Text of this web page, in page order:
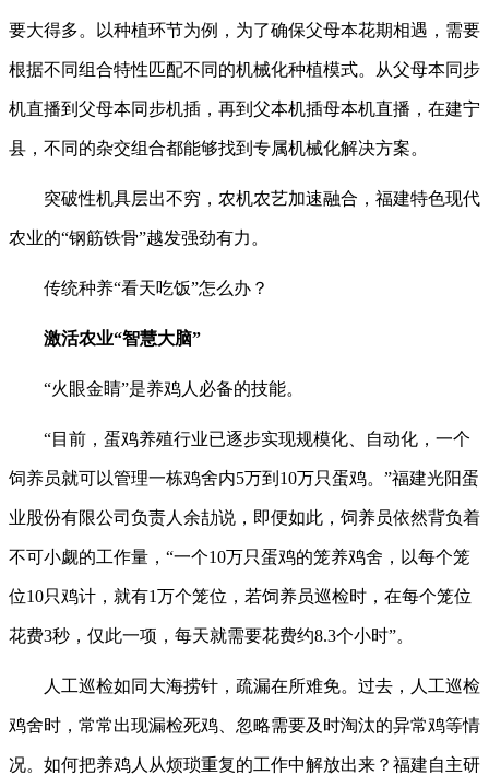
要大得多。以种植环节为例，为了确保父母本花期相遇，需要
根据不同组合特性匹配不同的机械化种植模式。从父母本同步
机直播到父母本同步机插，再到父本机插母本机直播，在建宁
县，不同的杂交组合都能够找到专属机械化解决方案。
突破性机具层出不穷，农机农艺加速融合，福建特色现代
农业的“钢筋铁骨”越发强劲有力。
传统种养“看天吃饭”怎么办？
激活农业“智慧大脑”
“火眼金睛”是养鸡人必备的技能。
“目前，蛋鸡养殖行业已逐步实现规模化、自动化，一个
饲养员就可以管理一栋鸡舍内5万到10万只蛋鸡。”福建光阳蛋
业股份有限公司负责人余劼说，即便如此，饲养员依然背负着
不可小觑的工作量，“一个10万只蛋鸡的笼养鸡舍，以每个笼
位10只鸡计，就有1万个笼位，若饲养员巡检时，在每个笼位
花费3秒，仅此一项，每天就需要花费约8.3个小时”。
人工巡检如同大海捞针，疏漏在所难免。过去，人工巡检
鸡舍时，常常出现漏检死鸡、忽略需要及时淘汰的异常鸡等情
况。如何把养鸡人从烦琐重复的工作中解放出来？福建自主研